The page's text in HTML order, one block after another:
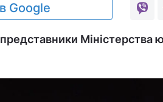
Google
Міністерства